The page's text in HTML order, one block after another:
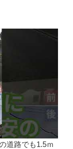
道路でも1.5ｍ